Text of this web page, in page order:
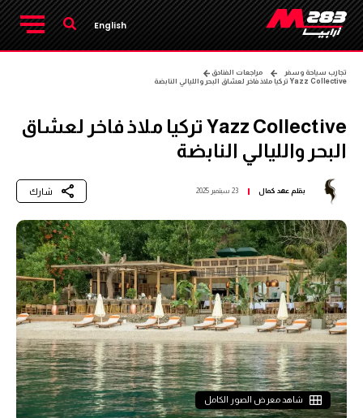
English
تجارب سياحة وسفر
مراجعات الفنادق
Yazz Collective تركيا ملاذ فاخر لعشاق البحر والليالي النابضة
Yazz Collective تركيا ملاذ فاخر لعشاق
البحر والليالي النابضة
بقلمعهد كمال 23 سبتمبر 2025 شارك
شاهد معرض الصور الكامل